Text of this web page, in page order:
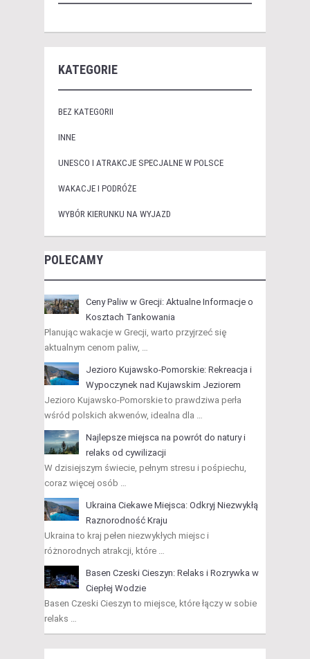
KATEGORIE
BEZ KATEGORII
INNE
UNESCO I ATRAKCJE SPECJALNE W POLSCE
WAKACJE I PODRÓŻE
WYBÓR KIERUNKU NA WYJAZD
POLECAMY
Ceny Paliw w Grecji: Aktualne Informacje o
Kosztach Tankowania
Planując wakacje w Grecji, warto przyjrzeć się
aktualnym cenom paliw, …
Jezioro Kujawsko-Pomorskie: Rekreacja i
Wypoczynek nad Kujawskim Jeziorem
Jezioro Kujawsko-Pomorskie to prawdziwa perła
wśród polskich akwenów, idealna dla …
Najlepsze miejsca na powrót do natury i
relaks od cywilizacji
W dzisiejszym świecie, pełnym stresu i pośpiechu,
coraz więcej osób …
Ukraina Ciekawe Miejsca: Odkryj Niezwykłą
Raznorodność Kraju
Ukraina to kraj pełen niezwykłych miejsc i
różnorodnych atrakcji, które …
Basen Czeski Cieszyn: Relaks i Rozrywka w
Ciepłej Wodzie
Basen Czeski Cieszyn to miejsce, które łączy w sobie
relaks …